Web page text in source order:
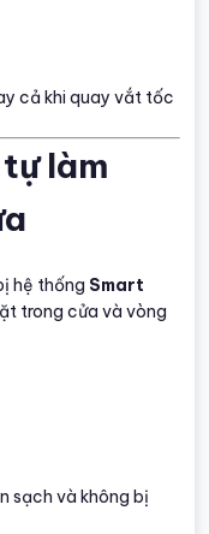
cả khi quay vắt tốc
làm
hệ thống Smart
trong cửa và vòng
sạch và không bị